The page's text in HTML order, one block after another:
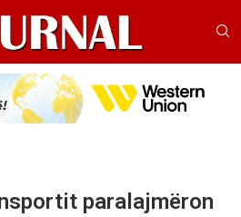
paralajmëron